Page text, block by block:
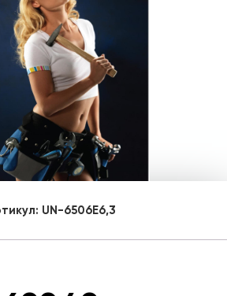
UN-6506E6,3